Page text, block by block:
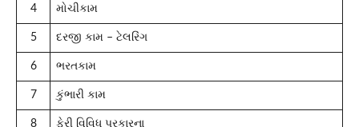
4 મોચીકામ
5 દરજી કામ – ટેલરિંગ
6 ભરતકામ
7 કુંભારી કામ
8 ફેરી વિવિધ પ્રકારના